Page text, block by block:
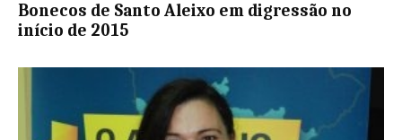
Bonecos de Santo Aleixo em digressão no
início de 2015